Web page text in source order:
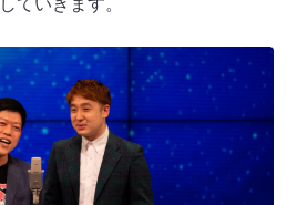
ていきます。